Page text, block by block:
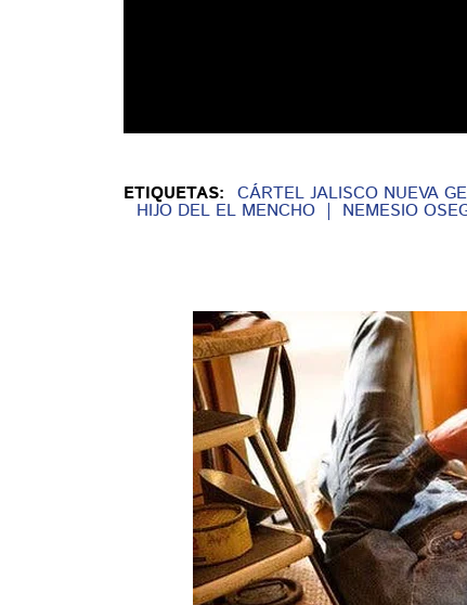
ETIQUETAS: CÁRTEL JALISCO NUEVA
HIJO DEL EL MENCHO NEMESIO